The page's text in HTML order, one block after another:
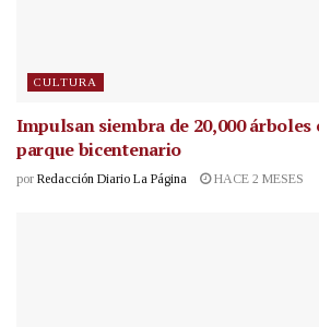
CULTURA
Impulsan siembra de 20,000 árboles
parque bicentenario
por Redacción Diario La Página HACE 2 MESES